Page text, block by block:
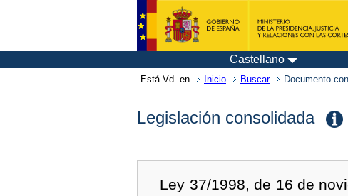
Castellano
Está Vd. en Inicio Buscar Documento
Legislación consolidada
Ley 37/1998, de 16 de